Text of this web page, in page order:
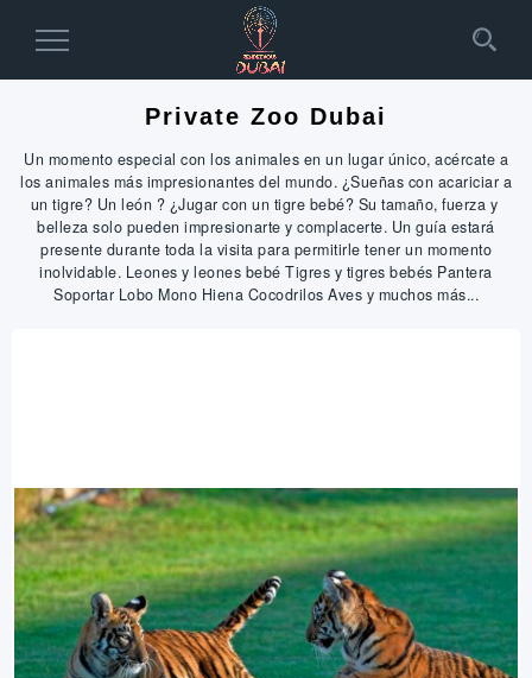
Toggle
Private Zoo Dubai
Un momento especial con los animales en un lugar único, acércate a
los animales más impresionantes del mundo. ¿Sueñas con acariciar a
un tigre? Un león ? ¿Jugar con un tigre bebé? Su tamaño, fuerza y ​​
belleza solo pueden impresionarte y complacerte. Un guía estará
presente durante toda la visita para permitirle tener un momento
inolvidable. Leones y leones bebé Tigres y tigres bebés Pantera
Soportar Lobo Mono Hiena Cocodrilos Aves y muchos más...